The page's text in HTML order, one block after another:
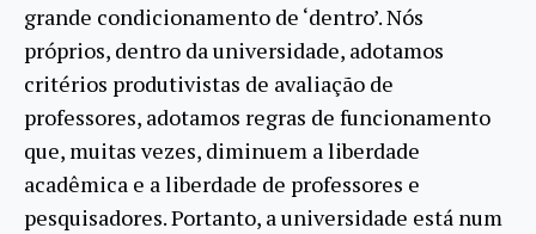
grande condicionamento de ‘dentro’. Nós
próprios, dentro da universidade, adotamos
critérios produtivistas de avaliação de
professores, adotamos regras de funcionamento
que, muitas vezes, diminuem a liberdade
acadêmica e a liberdade de professores e
pesquisadores. Portanto, a universidade está num